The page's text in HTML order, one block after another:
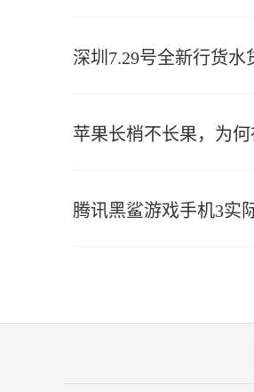
深圳7.29号全新行货
苹果长梢不长果，为
腾讯黑鲨游戏手机3实